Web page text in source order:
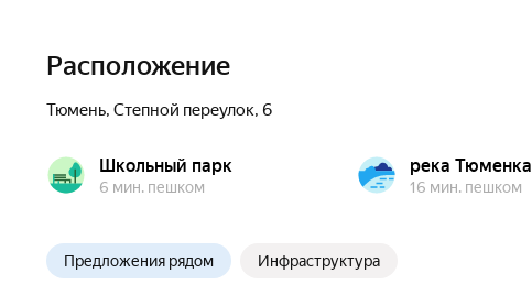
Расположение
Тюмень, Степной переулок, 6
Школьный парк
6 мин. пешком
река Тюменка
16 мин. пешком
Предложения рядом Инфраструктура